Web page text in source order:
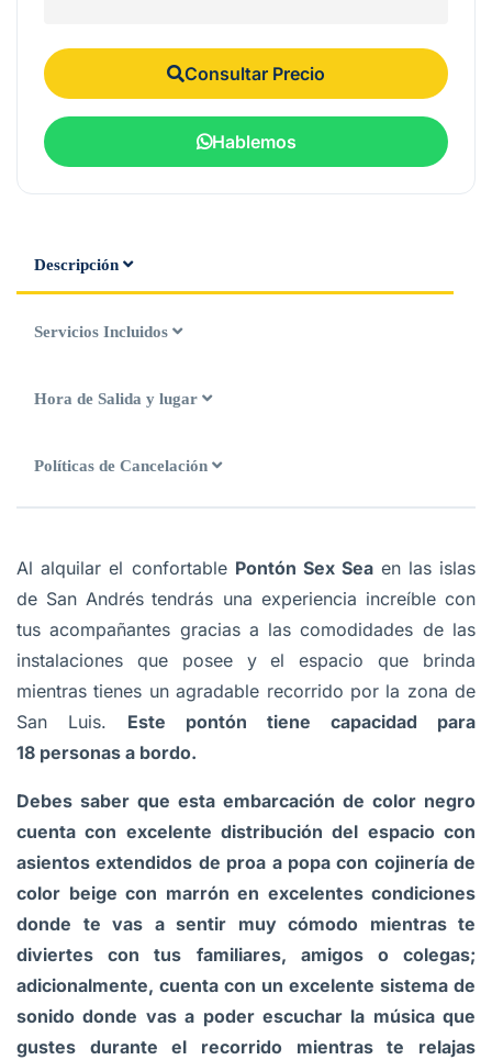
Consultar Precio
Hablemos
Descripción
Servicios Incluidos
Hora de Salida y lugar
Políticas de Cancelación
Al alquilar el confortable Pontón Sex Sea en las islas
de San Andrés tendrás una experiencia increíble con
tus acompañantes gracias a las comodidades de las
instalaciones que posee y el espacio que brinda
mientras tienes un agradable recorrido por la zona de
San Luis. Este pontón tiene capacidad para
18 personas a bordo.
Debes saber que esta embarcación de color negro
cuenta con excelente distribución del espacio con
asientos extendidos de proa a popa con cojinería de
color beige con marrón en excelentes condiciones
donde te vas a sentir muy cómodo mientras te
diviertes con tus familiares, amigos o colegas;
adicionalmente, cuenta con un excelente sistema de
sonido donde vas a poder escuchar la música que
gustes durante el recorrido mientras te relajas